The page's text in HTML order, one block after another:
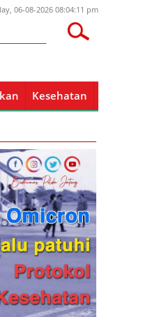
06-08-2026 08:04:11 pm
Kesehatan